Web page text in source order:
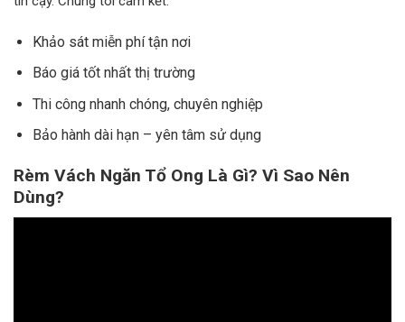
Khảo sát miễn phí tận nơi
Báo giá tốt nhất thị trường
Thi công nhanh chóng, chuyên nghiệp
Bảo hành dài hạn – yên tâm sử dụng
Rèm Vách Ngăn Tổ Ong Là Gì? Vì Sao Nên
Dùng?